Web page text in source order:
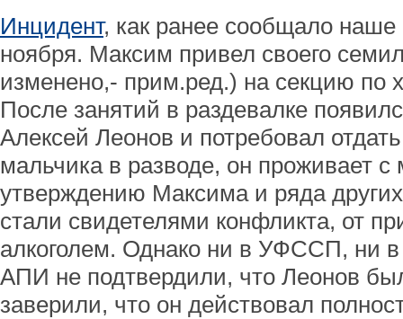
Инцидент, как ранее сообщало наше
ноября. Максим привел своего
изменено,- прим.ред.) на секцию по
После занятий в раздевалке
Алексей Леонов и потребовал
мальчика в разводе, он проживает
утверждению Максима и ряда
стали свидетелями конфликта, от
алкоголем. Однако ни в УФССП, ни в
АПИ не подтвердили, что Леонов
заверили, что он действовал